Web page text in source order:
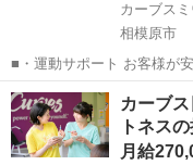
カーブスミ
相模原市
■・運動サポート お客様が
の使い方をアドバイスしま
どなので、難しい指導はあ
ょう！」といったお声がけ
神奈川 相模原市 そ
カーブ
トネス
月給